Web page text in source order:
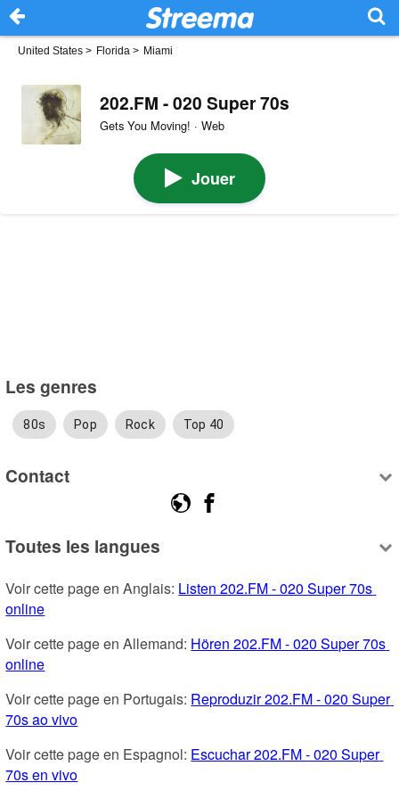
United States > Florida > Miami
202.FM - 020 Super 70s
Gets You Moving! · Web
Jouer
Les genres
80s Pop Rock Top 40
Contact
Toutes les langues
Voir cette page en Anglais: Listen 202.FM - 020 Super 70s
online
Voir cette page en Allemand: Hören 202.FM - 020 Super 70s
online
Voir cette page en Portugais: Reproduzir 202.FM - 020 Super
70s ao vivo
Voir cette page en Espagnol: Escuchar 202.FM - 020 Super
70s en vivo